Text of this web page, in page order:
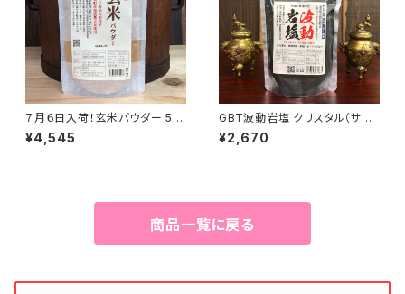
７月６日入荷！玄米パウダー 50
0g
¥4,545
GBT波動岩塩 クリスタル（サン
ド） 竹炭入り 300g最高級ヒマ
ラヤ岩塩 波動転写
¥2,670
商品一覧に戻る